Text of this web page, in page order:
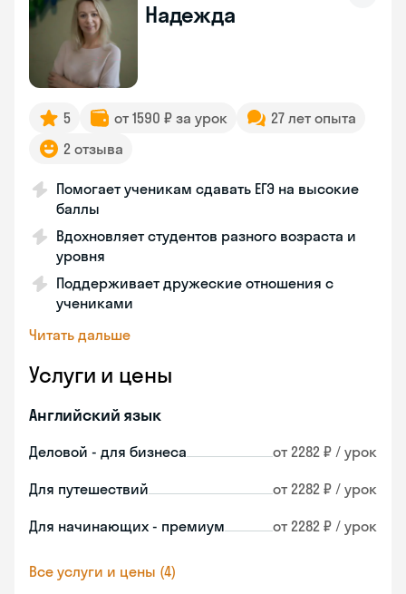
Надежда
5 от 1590 ₽ за урок
27 лет опыта
2 отзыва
Помогает ученикам сдавать ЕГЭ на высокие
баллы
Вдохновляет студентов разного возраста и
уровня
Поддерживает дружеские отношения с
учениками
Читать дальше
Услуги и цены
Английский язык
Деловой - для бизнеса от 2282 ₽ / урок
Для путешествий от 2282 ₽ / урок
Для начинающих - премиум от 2282 ₽ / урок
Все услуги и цены (4)